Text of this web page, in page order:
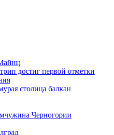
достиг первой отметки
столица балкан
Черногории